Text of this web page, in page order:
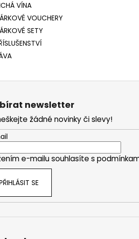
VÍNA
VOUCHERY
SETY
newsletter
žádné novinky či slevy!
e-mailu souhlasíte s
SE